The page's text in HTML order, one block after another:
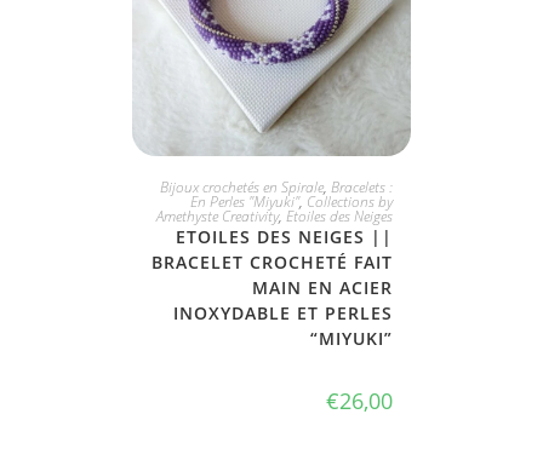
JE L'ADOPTE
Bijoux crochetés en Spirale, Bracelets :
En Perles "Miyuki", Collections by
Amethyste Creativity, Etoiles des Neiges
ETOILES DES NEIGES ||
BRACELET CROCHETÉ FAIT
MAIN EN ACIER
INOXYDABLE ET PERLES
“MIYUKI”
€26,00